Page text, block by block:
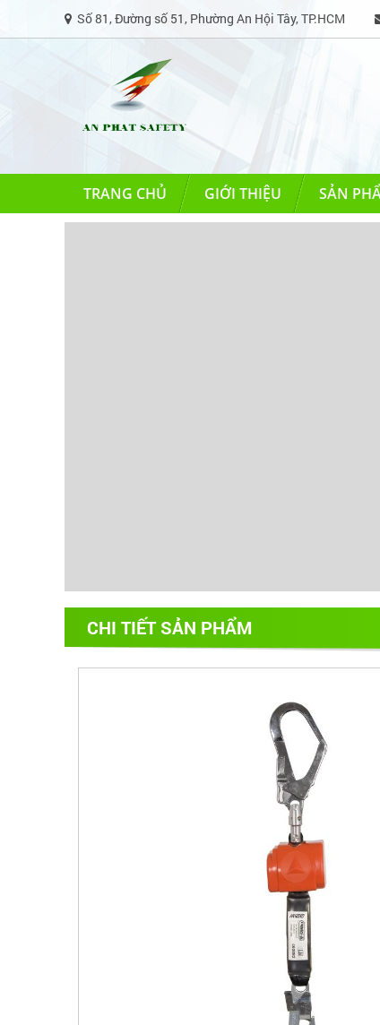
Số 81, Đường số 51, Phường An Hội Tây, TP.HCM
TRANG CHỦ GIỚI THIỆU SẢN
CHI TIẾT SẢN PHẨM